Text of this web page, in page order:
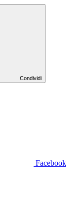
Condividi
Facebook